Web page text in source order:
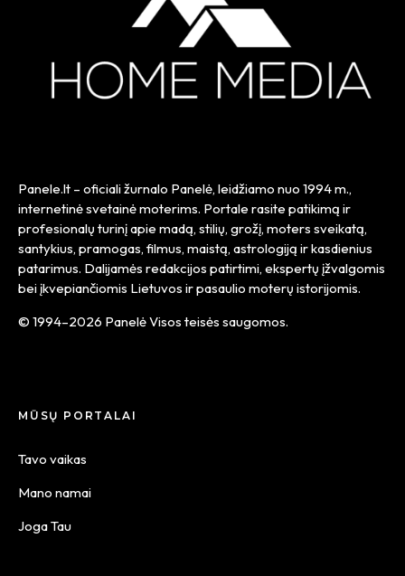
Panele.lt – oficiali žurnalo Panelė, leidžiamo nuo 1994 m.,
internetinė svetainė moterims. Portale rasite patikimą ir
profesionalų turinį apie madą, stilių, grožį, moters sveikatą,
santykius, pramogas, filmus, maistą, astrologiją ir kasdienius
patarimus. Dalijamės redakcijos patirtimi, ekspertų įžvalgomis
bei įkvepiančiomis Lietuvos ir pasaulio moterų istorijomis.
© 1994–2026 Panelė Visos teisės saugomos.
MŪSŲ PORTALAI
Tavo vaikas
Mano namai
Joga Tau